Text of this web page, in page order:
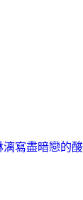
漓寫盡暗戀的酸